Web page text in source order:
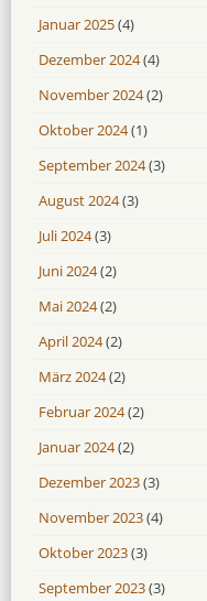
Januar 2025(4)
Dezember 2024(4)
November 2024(2)
Oktober 2024(1)
September 2024(3)
August 2024(3)
Juli 2024(3)
Juni 2024(2)
Mai 2024(2)
April 2024(2)
März 2024(2)
Februar 2024(2)
Januar 2024(2)
Dezember 2023(3)
November 2023(4)
Oktober 2023(3)
September 2023(3)